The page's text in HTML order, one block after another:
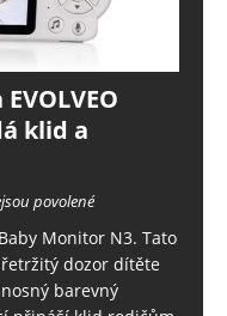
klid a
povolené
Monitor N3. Tato
dozor dítěte
barevný